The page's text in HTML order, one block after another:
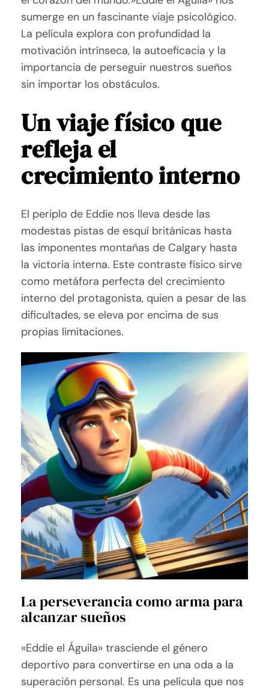
sumerge en un fascinante viaje psicológico.
La película explora con profundidad la
motivación intrínseca, la autoeficacia y la
importancia de perseguir nuestros sueños
sin importar los obstáculos.
Un viaje físico que
refleja el
crecimiento interno
El periplo de Eddie nos lleva desde las
modestas pistas de esquí británicas hasta
las imponentes montañas de Calgary hasta
la victoria interna. Este contraste físico sirve
como metáfora perfecta del crecimiento
interno del protagonista, quien a pesar de las
dificultades, se eleva por encima de sus
propias limitaciones.
La perseverancia como arma para
alcanzar sueños
«Eddie el Águila» trasciende el género
deportivo para convertirse en una oda a la
superación personal. Es una película que nos